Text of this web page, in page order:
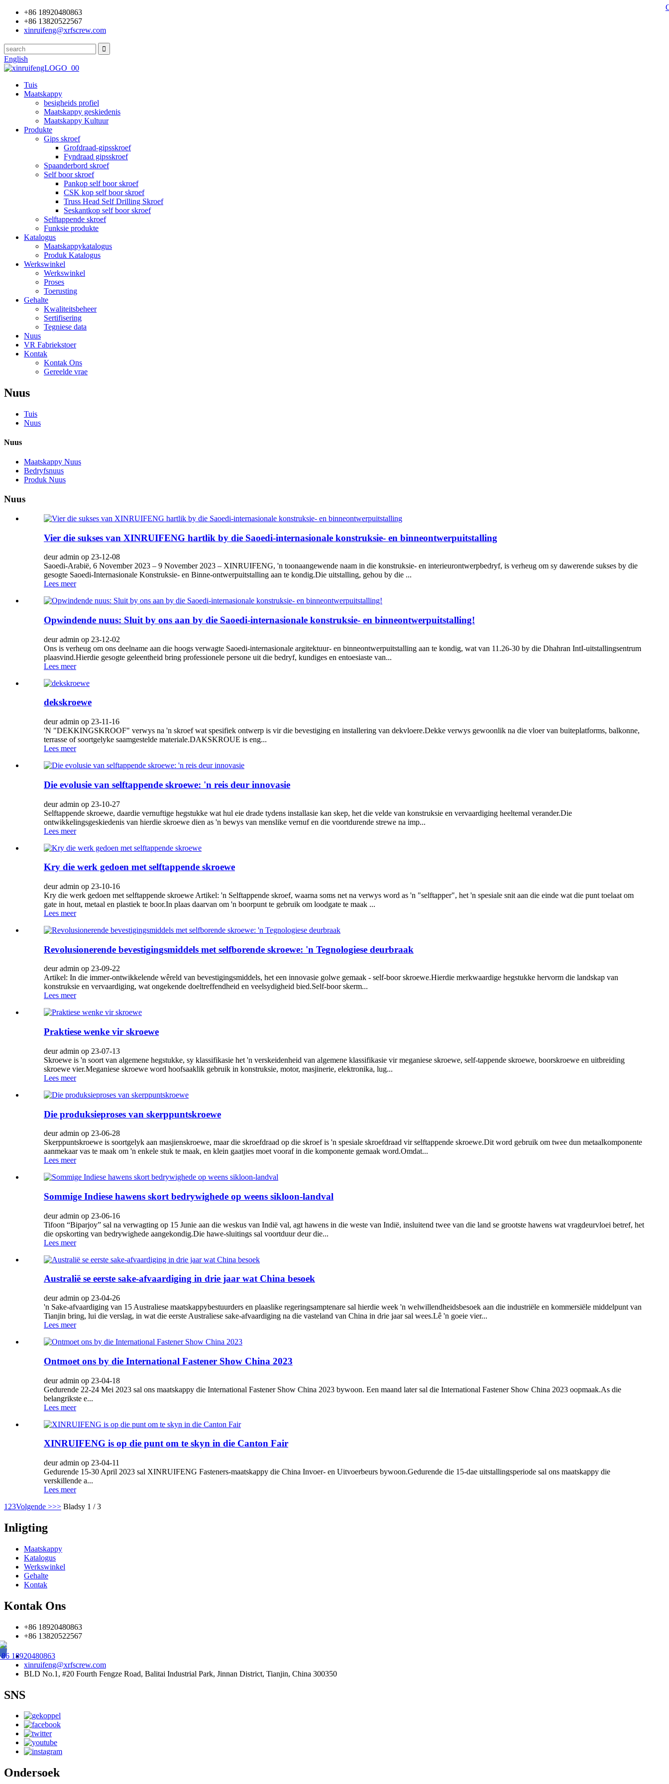
+86 18920480863
+86 13820522567
xinruifeng@xrfscrew.com
English
Tuis
Maatskappy
besigheids profiel
Maatskappy geskiedenis
Maatskappy Kultuur
Produkte
Gips skroef
Grofdraad-gipsskroef
Fyndraad gipsskroef
Spaanderbord skroef
Self boor skroef
Pankop self boor skroef
CSK kop self boor skroef
Truss Head Self Drilling Skroef
Seskantkop self boor skroef
Selftappende skroef
Funksie produkte
Katalogus
Maatskappykatalogus
Produk Katalogus
Werkswinkel
Werkswinkel
Proses
Toerusting
Gehalte
Kwaliteitsbeheer
Sertifisering
Tegniese data
Nuus
VR Fabriekstoer
Kontak
Kontak Ons
Gereelde vrae
Nuus
Tuis
Nuus
Nuus
Maatskappy Nuus
Bedryfsnuus
Produk Nuus
Nuus
Vier die sukses van XINRUIFENG hartlik by die Saoedi-internasionale konstruksie- en binneontwerpuitstalling
deur admin op 23-12-08
Saoedi-Arabië, 6 November 2023 – 9 November 2023 – XINRUIFENG, 'n toonaangewende naam in die konstruksie- en interieurontwerpbedryf, is verheug om sy dawerende sukses by die
gesogte Saoedi-Internasionale Konstruksie- en Binne-ontwerpuitstalling aan te kondig.Die uitstalling, gehou by die ...
Lees meer
Opwindende nuus: Sluit by ons aan by die Saoedi-internasionale konstruksie- en binneontwerpuitstalling!
deur admin op 23-12-02
Ons is verheug om ons deelname aan die hoogs verwagte Saoedi-internasionale argitektuur- en binneontwerpuitstalling aan te kondig, wat van 11.26-30 by die Dhahran IntI-uitstallingsentrum
plaasvind.Hierdie gesogte geleentheid bring professionele persone uit die bedryf, kundiges en entoesiaste van...
Lees meer
dekskroewe
deur admin op 23-11-16
'N "DEKKINGSKROOF" verwys na 'n skroef wat spesifiek ontwerp is vir die bevestiging en installering van dekvloere.Dekke verwys gewoonlik na die vloer van buiteplatforms, balkonne,
terrasse of soortgelyke saamgestelde materiale.DAKSKROUE is eng...
Lees meer
Die evolusie van selftappende skroewe: 'n reis deur innovasie
deur admin op 23-10-27
Selftappende skroewe, daardie vernuftige hegstukke wat hul eie drade tydens installasie kan skep, het die velde van konstruksie en vervaardiging heeltemal verander.Die
ontwikkelingsgeskiedenis van hierdie skroewe dien as 'n bewys van menslike vernuf en die voortdurende strewe na imp...
Lees meer
Kry die werk gedoen met selftappende skroewe
deur admin op 23-10-16
Kry die werk gedoen met selftappende skroewe Artikel: 'n Selftappende skroef, waarna soms net na verwys word as 'n "selftapper", het 'n spesiale snit aan die einde wat die punt toelaat om
gate in hout, metaal en plastiek te boor.In plaas daarvan om 'n boorpunt te gebruik om loodgate te maak ...
Lees meer
Revolusionerende bevestigingsmiddels met selfborende skroewe: 'n Tegnologiese deurbraak
deur admin op 23-09-22
Artikel: In die immer-ontwikkelende wêreld van bevestigingsmiddels, het een innovasie golwe gemaak - self-boor skroewe.Hierdie merkwaardige hegstukke hervorm die landskap van
konstruksie en vervaardiging, wat ongekende doeltreffendheid en veelsydigheid bied.Self-boor skerm...
Lees meer
Praktiese wenke vir skroewe
deur admin op 23-07-13
Skroewe is 'n soort van algemene hegstukke, sy klassifikasie het 'n verskeidenheid van algemene klassifikasie vir meganiese skroewe, self-tappende skroewe, boorskroewe en uitbreiding
skroewe vier.Meganiese skroewe word hoofsaaklik gebruik in konstruksie, motor, masjinerie, elektronika, lug...
Lees meer
Die produksieproses van skerppuntskroewe
deur admin op 23-06-28
Skerppuntskroewe is soortgelyk aan masjienskroewe, maar die skroefdraad op die skroef is 'n spesiale skroefdraad vir selftappende skroewe.Dit word gebruik om twee dun metaalkomponente
aanmekaar vas te maak om 'n enkele stuk te maak, en klein gaatjies moet vooraf in die komponente gemaak word.Omdat...
Lees meer
Sommige Indiese hawens skort bedrywighede op weens sikloon-landval
deur admin op 23-06-16
Tifoon “Biparjoy” sal na verwagting op 15 Junie aan die weskus van Indië val, agt hawens in die weste van Indië, insluitend twee van die land se grootste hawens wat vragdeurvloei betref, het
die opskorting van bedrywighede aangekondig.Die hawe-sluitings sal voortduur deur die...
Lees meer
Australië se eerste sake-afvaardiging in drie jaar wat China besoek
deur admin op 23-04-26
'n Sake-afvaardiging van 15 Australiese maatskappybestuurders en plaaslike regeringsamptenare sal hierdie week 'n welwillendheidsbesoek aan die industriële en kommersiële middelpunt van
Tianjin bring, lui die verslag, in wat die eerste Australiese sake-afvaardiging na die vasteland van China in drie jaar sal wees.Lê 'n goeie vier...
Lees meer
Ontmoet ons by die International Fastener Show China 2023
deur admin op 23-04-18
Gedurende 22-24 Mei 2023 sal ons maatskappy die International Fastener Show China 2023 bywoon. Een maand later sal die International Fastener Show China 2023 oopmaak.As die
belangrikste e...
Lees meer
XINRUIFENG is op die punt om te skyn in die Canton Fair
deur admin op 23-04-11
Gedurende 15-30 April 2023 sal XINRUIFENG Fasteners-maatskappy die China Invoer- en Uitvoerbeurs bywoon.Gedurende die 15-dae uitstallingsperiode sal ons maatskappy die
verskillende a...
Lees meer
1 23Volgende >>> Bladsy 1 / 3
Inligting
Maatskappy
Katalogus
Werkswinkel
Gehalte
Kontak
Kontak Ons
+86 18920480863
+86 13820522567
18920480863
xinruifeng@xrfscrew.com
BLD No.1, #20 Fourth Fengze Road, Balitai Industrial Park, Jinnan District, Tianjin, China 300350
SNS
Ondersoek